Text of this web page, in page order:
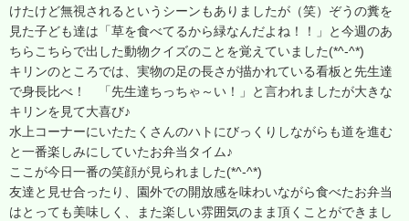
けたけど無視されるというシーンもありましたが（笑）ぞうの糞を
見た子ども達は「草を食べてるから緑なんだよね！！」と今週のあ
ちらこちらで出した動物クイズのことを覚えていました(*^-^*)
キリンのところでは、実物の足の長さが描かれている看板と先生達
で身長比べ！ 「先生達ちっちゃ～い！」と言われましたが大きな
キリンを見て大喜び♪
水上コーナーにいたたくさんのハトにびっくりしながらも道を進む
と一番楽しみにしていたお弁当タイム♪
ここが今日一番の笑顔が見られました(*^-^*)
友達と見せ合ったり、園外での開放感を味わいながら食べたお弁当
はとっても美味しく、また楽しい雰囲気のまま頂くことができまし